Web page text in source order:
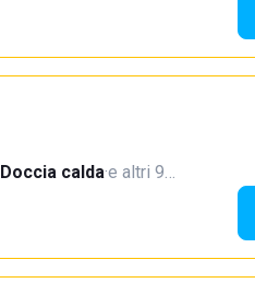
Doccia calda·e altri 9…